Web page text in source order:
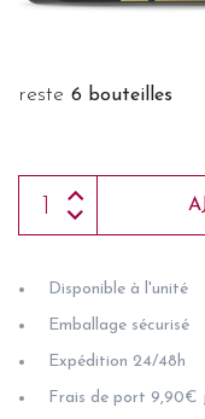
reste 6 bouteilles
Disponible à l'unité
Emballage sécurisé
Expédition 24/48h
Frais de port 9,90€